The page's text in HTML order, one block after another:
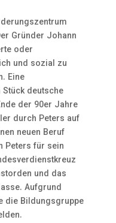
Gründer Johann
oder
und sozial zu
Eine
deutsche
der 90er Jahre
durch Peters auf
neuen Beruf
Peters für sein
und das
Aufgrund
die Bildungsgruppe